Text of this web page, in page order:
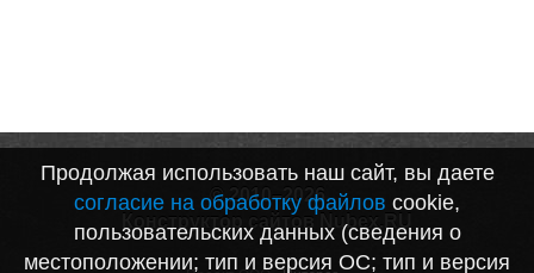
© 2010–2026
Конструктор сайтов Nubex.RU
Продолжая использовать наш сайт, вы даете
согласие на обработку файлов cookie,
пользовательских данных (сведения о
местоположении; тип и версия ОС; тип и версия